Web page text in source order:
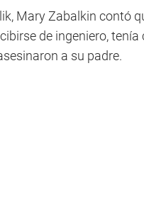
Mary Zabalkin contó
de ingeniero, tenía
a su padre.